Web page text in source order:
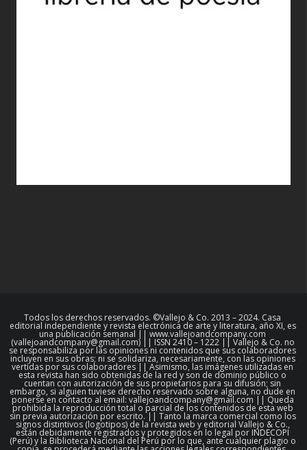
Todos los derechos reservados. ©Vallejo & Co. 2013 – 2024. Casa
editorial independiente y revista electrónica de arte y literatura, año XI, es
una publicación semanal || www.vallejoandcompany.com
(vallejoandcompany@gmail.com) || ISSN 2410 – 1222 || Vallejo & Co. no
se responsabiliza por las opiniones ni contenidos que sus colaboradores
incluyen en sus obras; ni se solidariza, necesariamente, con las opiniones
vertidas por sus colaboradores || Asimismo, las imágenes utilizadas en
esta revista han sido obtenidas de la red y son de dominio público o
cuentan con autorización de sus propietarios para su difusión; sin
embargo, si alguien tuviese derecho reservado sobre alguna, no dude en
ponerse en contacto al email: vallejoandcompany@gmail.com || Queda
prohibida la reproducción total o parcial de los contenidos de esta web
sin previa autorización por escrito. || Tanto la marca comercial como los
signos distintivos (logotipos) de la revista web y editorial Vallejo & Co.,
están debidamente registrados y protegidos en lo legal por INDECOPI
(Perú) y la Biblioteca Nacional del Perú por lo que, ante cualquier plagio o